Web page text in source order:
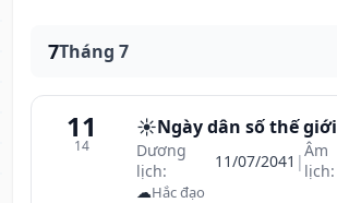
7Tháng 7
11
14
☀️Ngày dân số thế giới
Dương
lịch:
11/07/2041 |Âm
lịch:
☁Hắc đạo